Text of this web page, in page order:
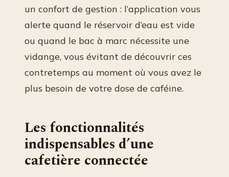
un confort de gestion : l’application vous
alerte quand le réservoir d’eau est vide
ou quand le bac à marc nécessite une
vidange, vous évitant de découvrir ces
contretemps au moment où vous avez le
plus besoin de votre dose de caféine.
Les fonctionnalités
indispensables d’une
cafetière connectée